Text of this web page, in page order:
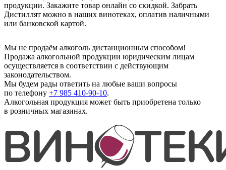
продукции. Закажите товар онлайн со скидкой. Забрать
Дистиллят можно в наших винотеках, оплатив наличными
или банковской картой.
Мы не продаём алкоголь дистанционным способом!
Продажа алкогольной продукции юридическим лицам
осуществляется в соответствии с действующим
законодательством.
Мы будем рады ответить на любые ваши вопросы
по телефону +7 985 410-90-10.
Алкогольная продукция может быть приобретена только
в розничных магазинах.